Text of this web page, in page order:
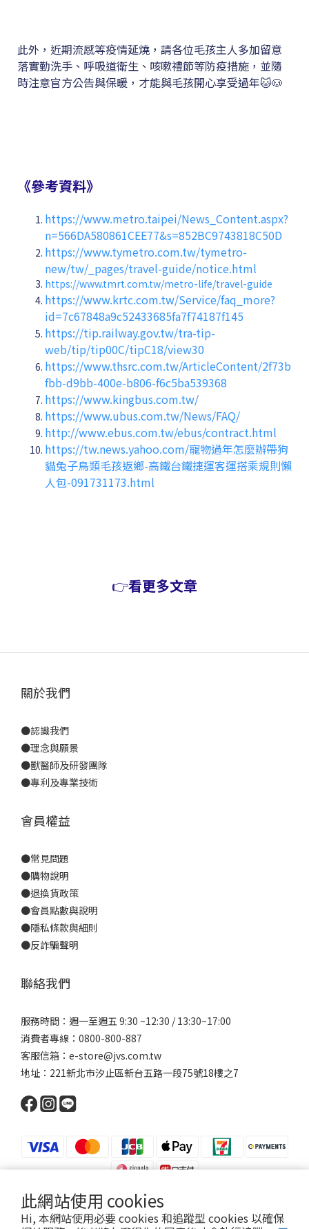
此網站使用 cookies
Hi, 本網站使用必要 cookies 和追蹤型 cookies 以確保
此外，近期流感等疫情延燒，請各位毛孩主人多加留意
落實勤洗手、呼吸道衛生、咳嗽禮節等防疫措施，並隨
時注意官方公告與保暖，才能與毛孩開心享受過年🐱🐶
《參考資料》
https://www.metro.taipei/News_Content.aspx?
n=566DA580861CEE77&s=852BC9743818C50D
https://www.tymetro.com.tw/tymetro-
new/tw/_pages/travel-guide/notice.html
https://www.tmrt.com.tw/metro-life/travel-guide
https://www.krtc.com.tw/Service/faq_more?
id=7c67848a9c52433685fa7f74187f145
https://tip.railway.gov.tw/tra-tip-
web/tip/tip00C/tipC18/view30
https://www.thsrc.com.tw/ArticleContent/2f73b
fbb-d9bb-400e-b806-f6c5ba539368
https://www.kingbus.com.tw/
https://www.ubus.com.tw/News/FAQ/
http://www.ebus.com.tw/ebus/contract.html
https://tw.news.yahoo.com/寵物過年怎麼辦帶狗
貓兔子鳥類毛孩返鄉-高鐵台鐵捷運客運搭乘規則懶
人包-091731173.html
👉看更多文章
關於我們
●認識我們
●理念與願景
●獸醫師及研發團隊
●專利及專業技術
會員權益
●常見問題
●購物說明
●退換貨政策
●會員點數與說明
●隱私條款與細則
●反詐騙聲明
聯絡我們
服務時間：週一至週五 9:30 ~12:30 / 13:30~17:00
消費者專線：0800-800-887
客服信箱：e-store@jvs.com.tw
地址：221新北市汐止區新台五路一段75號18樓之7